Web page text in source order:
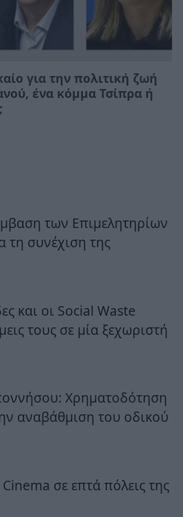
για την πολιτική ζωή
ένα κόμμα Τσίπρα ή
των Επιμελητηρίων
τη συνέχιση της
και οι Social Waste
τους σε μία ξεχωριστή
Χρηματοδότηση
αναβάθμιση του οδικού
σε επτά πόλεις της